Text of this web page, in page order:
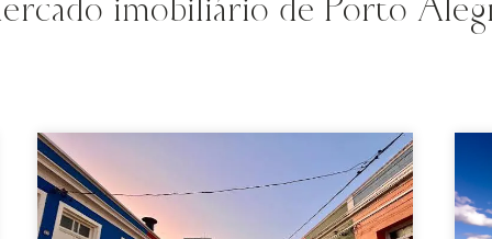
imobiliário de Porto